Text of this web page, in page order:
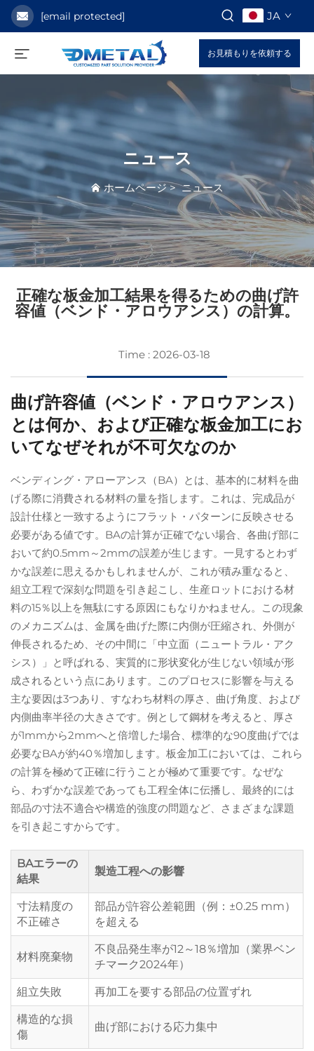
[email protected] JA
お見積もりを依頼する
ニュース
ホームページ>ニュース
正確な板金加工結果を得るための曲げ許
容値（ベンド・アロウアンス）の計算。
Time : 2026-03-18
曲げ許容値（ベンド・アロウアンス）
とは何か、および正確な板金加工にお
いてなぜそれが不可欠なのか
ベンディング・アローアンス（BA）とは、基本的に材料を曲
げる際に消費される材料の量を指します。これは、完成品が
設計仕様と一致するようにフラット・パターンに反映させる
必要がある値です。BAの計算が正確でない場合、各曲げ部に
おいて約0.5mm～2mmの誤差が生じます。一見するとわず
かな誤差に思えるかもしれませんが、これが積み重なると、
組立工程で深刻な問題を引き起こし、生産ロットにおける材
料の15％以上を無駄にする原因にもなりかねません。この現象
のメカニズムは、金属を曲げた際に内側が圧縮され、外側が
伸長されるため、その中間に「中立面（ニュートラル・アク
シス）」と呼ばれる、実質的に形状変化が生じない領域が形
成されるという点にあります。このプロセスに影響を与える
主な要因は3つあり、すなわち材料の厚さ、曲げ角度、および
内側曲率半径の大きさです。例として鋼材を考えると、厚さ
が1mmから2mmへと倍増した場合、標準的な90度曲げでは
必要なBAが約40％増加します。板金加工においては、これら
の計算を極めて正確に行うことが極めて重要です。なぜな
ら、わずかな誤差であっても工程全体に伝播し、最終的には
部品の寸法不適合や構造的強度の問題など、さまざまな課題
を引き起こすからです。
BAエラーの
結果
製造工程への影響
寸法精度の
不正確さ
部品が許容公差範囲（例：±0.25 mm）
を超える
材料廃棄物
不良品発生率が12～18％増加（業界ベン
チマーク2024年）
組立失敗 再加工を要する部品の位置ずれ
構造的な損
傷
曲げ部における応力集中